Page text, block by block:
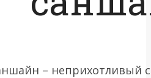
– неприхотливый